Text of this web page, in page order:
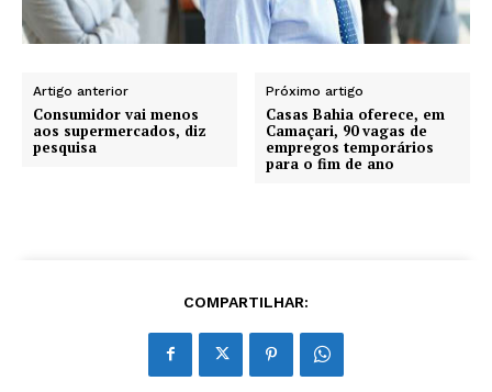
Artigo anterior
Consumidor vai menos
aos supermercados, diz
pesquisa
Próximo artigo
Casas Bahia oferece, em
Camaçari, 90 vagas de
empregos temporários
para o fim de ano
COMPARTILHAR: